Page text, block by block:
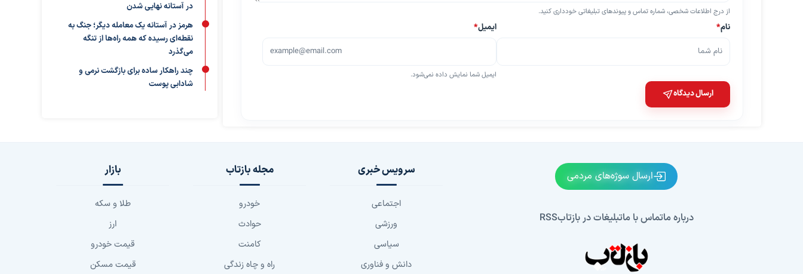
از درج اطلاعات شخصی، شماره تماس و پیوندهای تبلیغاتی خودداری کنید.
نام* ایمیل*
ایمیل شما نمایش داده نمی‌شود.
ارسال دیدگاه
در آستانه نهایی شدن
هرمز در آستانه یک معامله دیگر؛ جنگ به
نقطه‌ای رسیده که همه راه‌ها از تنگه
می‌گذرد
چند راهکار ساده برای بازگشت نرمی و
شادابی پوست
ارسال سوژه‌های مردمی
درباره ماتماس با ماتبلیغات در بازتابRSS
سرویس خبری
اجتماعی
ورزشی
سیاسی
دانش و فناوری
مجله بازتاب
خودرو
حوادث
کامنت
راه و چاه زندگی
بازار
طلا و سکه
ارز
قیمت خودرو
قیمت مسکن